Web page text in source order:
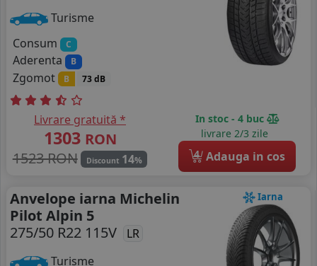
Turisme
Consum
C
Aderenta B
Zgomot B 73 dB
Livrare gratuită *
1303 RON
1523 RON
Discount 14%
In stoc - 4 buc
livrare 2/3 zile
4 Adauga in cos
Iarna
Anvelope iarna Michelin
Pilot Alpin 5
275/50 R22 115V
LR
Turisme